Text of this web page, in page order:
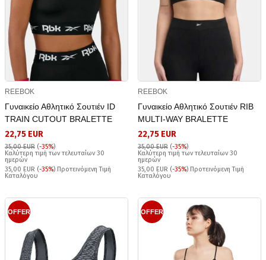
REEBOK
Γυναικείο Αθλητικό Σουτιέν ID
TRAIN CUTOUT BRALETTE
22,75 EUR
35,00 EUR (-35%)
Καλύτερη τιμή των τελευταίων 30
ημερών
35,00 EUR (-35%) Προτεινόμενη Τιμή
Καταλόγου
REEBOK
Γυναικείο Αθλητικό Σουτιέν RIB
MULTI-WAY BRALETTE
22,75 EUR
35,00 EUR (-35%)
Καλύτερη τιμή των τελευταίων 30
ημερών
35,00 EUR (-35%) Προτεινόμενη Τιμή
Καταλόγου
OFFER OFFER